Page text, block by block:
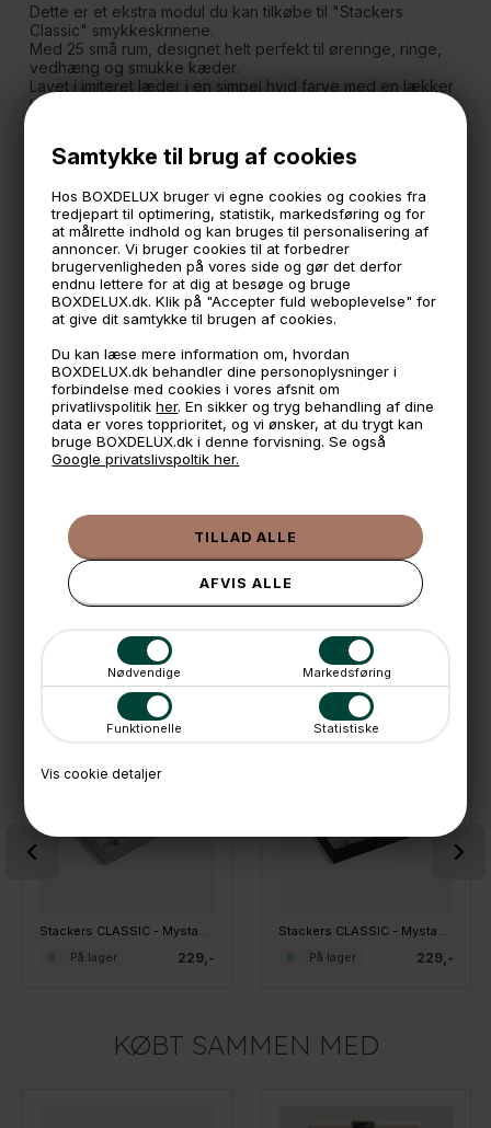
Samtykke til brug af cookies
Hos BOXDELUX bruger vi egne cookies og cookies fra
tredjepart til optimering, statistik, markedsføring og for
at målrette indhold og kan bruges til personalisering af
annoncer. Vi bruger cookies til at forbedrer
brugervenligheden på vores side og gør det derfor
endnu lettere for at dig at besøge og bruge
BOXDELUX.dk. Klik på "Accepter fuld weboplevelse" for
at give dit samtykke til brugen af cookies.
Du kan læse mere information om, hvordan
BOXDELUX.dk behandler dine personoplysninger i
forbindelse med cookies i vores afsnit om
privatlivspolitikher. En sikker og tryg behandling af dine
data er vores topprioritet, og vi ønsker, at du trygt kan
bruge BOXDELUX.dk i denne forvisning. Se også
Google privatslivspoltik her.
Nødvendige Markedsføring
Funktionelle Statistiske
Vis cookie detaljer
Dette er et ekstra modul du kan tilkøbe til "Stackers
Classic" smykkeskrinene.
Med 25 små rum, designet helt perfekt til øreringe, ringe,
vedhæng og smukke kæder.
Lavet i imiteret læder i en simpel hvid farve med en lækker
blød velour inderside. Dette modul har ikke låg og kan
25,5 x 18 cm.
4 cm. høj
- Hvert rum i dette modul måler 4,5 x 3 cm.
*Passer sammen med de andre Stackers moduler/skrin der
hedder "Classic"
Imiteret læder med en lækker inderside i blød velour.
🕚 Bestil inden 11 & vi sender samme dag på hverdage
🧺 Kan du lægge varen i kurven, er den på lager
🌟 4,9 med over 1200 anmeldelser ★★★★★
💳 Betal med
📱 Kundeservice 50446800 (9-12)
Kundeservice mail@boxdelux.dk(24/7)
ANDRE IDÉER
229,-
På lager 229,-
På lager
KØBT SAMMEN MED